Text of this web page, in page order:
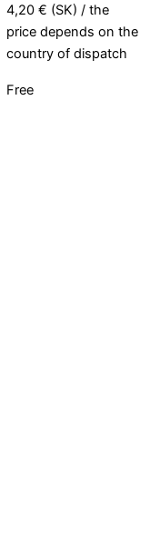
4,20 € (SK) / the
price depends on the
country of dispatch
Free